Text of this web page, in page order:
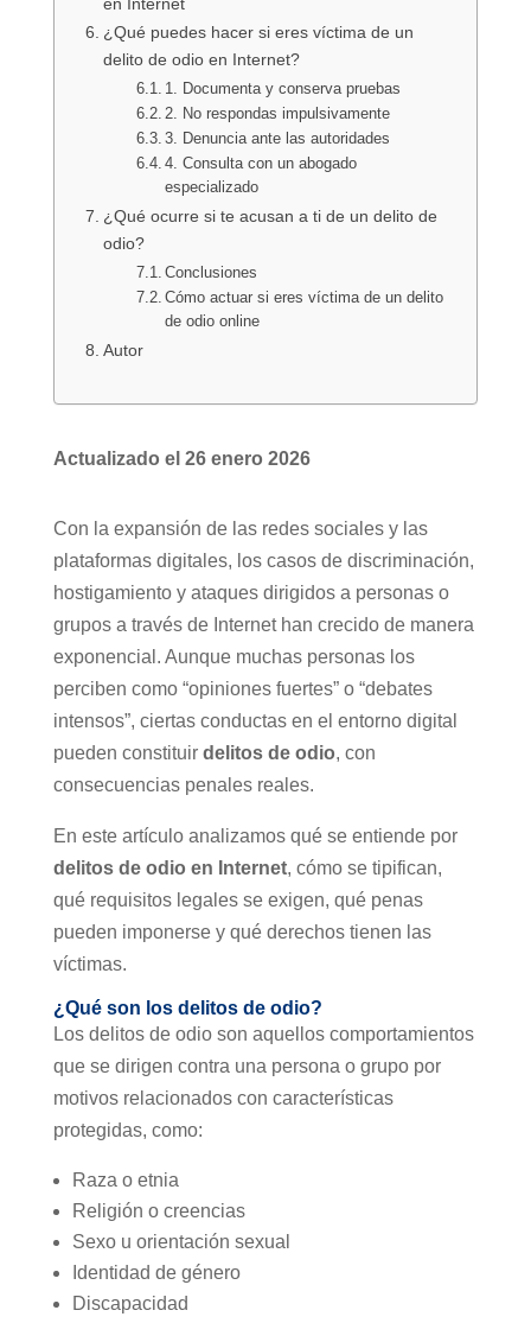
en Internet
¿Qué puedes hacer si eres víctima de un
delito de odio en Internet?
1. Documenta y conserva pruebas
2. No respondas impulsivamente
3. Denuncia ante las autoridades
4. Consulta con un abogado
especializado
¿Qué ocurre si te acusan a ti de un delito de
odio?
Conclusiones
Cómo actuar si eres víctima de un delito
de odio online
Autor
Actualizado el 26 enero 2026
Con la expansión de las redes sociales y las
plataformas digitales, los casos de discriminación,
hostigamiento y ataques dirigidos a personas o
grupos a través de Internet han crecido de manera
exponencial. Aunque muchas personas los
perciben como “opiniones fuertes” o “debates
intensos”, ciertas conductas en el entorno digital
pueden constituir delitos de odio, con
consecuencias penales reales.
En este artículo analizamos qué se entiende por
delitos de odio en Internet, cómo se tipifican,
qué requisitos legales se exigen, qué penas
pueden imponerse y qué derechos tienen las
víctimas.
¿Qué son los delitos de odio?
Los delitos de odio son aquellos comportamientos
que se dirigen contra una persona o grupo por
motivos relacionados con características
protegidas, como:
Raza o etnia
Religión o creencias
Sexo u orientación sexual
Identidad de género
Discapacidad